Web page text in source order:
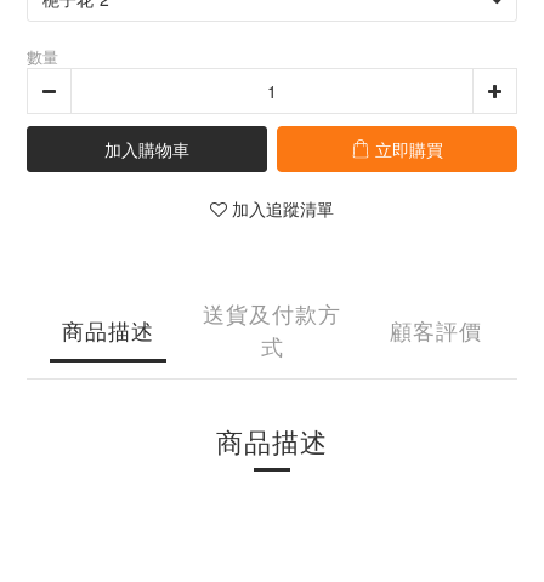
數量
加入購物車 立即購買
加入追蹤清單
商品描述
送貨及付款方
式
顧客評價
商品描述